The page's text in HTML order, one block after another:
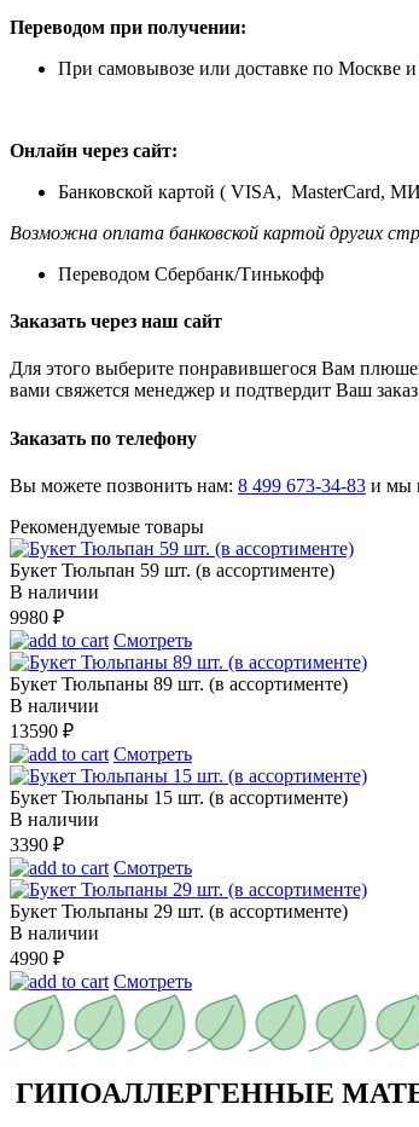
Переводом при получении:
При самовывозе или доставке по Москве
Онлайн через сайт:
Банковской картой ( VISA, MasterCard,
Возможна оплата банковской картой других
Переводом Сбербанк/Тинькофф
Заказать через наш сайт
Для этого выберите понравившегося Вам
вами свяжется менеджер и подтвердит Ваш
Заказать по телефону
Вы можете позвонить нам: 8 499 673-34-83 и мы
Рекомендуемые товары
Букет Тюльпан 59 шт. (в ассортименте)
В наличии
9980 ₽
Смотреть
Букет Тюльпаны 89 шт. (в ассортименте)
В наличии
13590 ₽
Смотреть
Букет Тюльпаны 15 шт. (в ассортименте)
В наличии
3390 ₽
Смотреть
Букет Тюльпаны 29 шт. (в ассортименте)
В наличии
4990 ₽
Смотреть
ГИПОАЛЛЕРГЕННЫЕ